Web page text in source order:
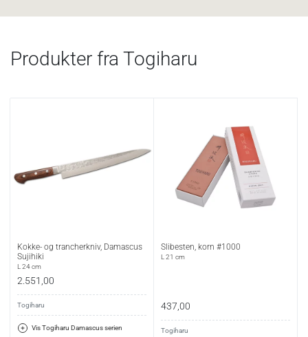
Produkter fra Togiharu
Kokke- og trancherkniv, Damascus
Sujihiki
L 24 cm
2.551,00
Togiharu
Vis Togiharu Damascus serien
Slibesten, korn #1000
L 21 cm
437,00
Togiharu